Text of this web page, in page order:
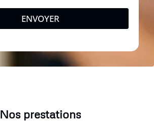
ENVOYER
Nos prestations